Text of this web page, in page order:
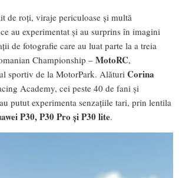
de roți, viraje periculoase și multă
au experimentat și au surprins în imagini
de fotografie care au luat parte la a treia
Championship – MotoRC,
sportiv de la MotorPark. Alături Corina
Academy, cei peste 40 de fani și
putut experimenta senzațiile tari, prin lentila
P30, P30 Pro și P30 lite.